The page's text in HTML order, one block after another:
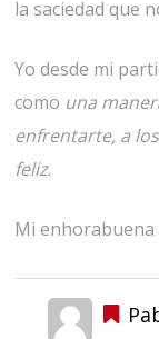
la saciedad que
Yo desde mi
como una
enfrentarte, a
feliz.
Mi enhorabuena